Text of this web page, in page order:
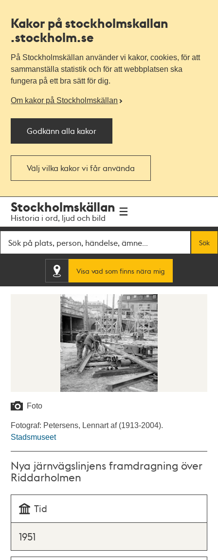
Kakor på stockholmskallan
.stockholm.se
På Stockholmskällan använder vi kakor, cookies, för att
sammanställa statistik och för att webbplatsen ska
fungera på ett bra sätt för dig.
Om kakor på Stockholmskällan
Godkänn alla kakor
Välj vilka kakor vi får använda
navigationen
huvudinnehållet
Stockholmskällan
Historia i ord, ljud och bild
Sök
Visa vad som finns nära mig
Foto
Fotograf: Petersens, Lennart af (1913-2004).
Stadsmuseet
Nya järnvägslinjens framdragning över
Riddarholmen
Tid
1951